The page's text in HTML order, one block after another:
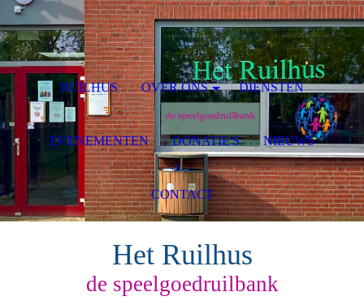
Het Ruilhus
de speelgoedruilbank
RUILHUS OVER ONS DIENSTEN
EVENEMENTEN DONATIE'S NIEUWS
CONTACT